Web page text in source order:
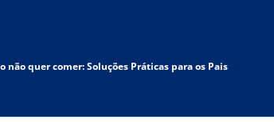
não quer comer: Soluções Práticas para os Pais